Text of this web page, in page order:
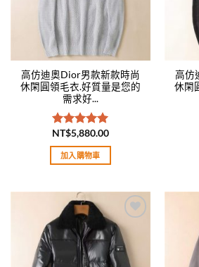
高仿迪奧Dior男款新款時尚
休閑圓領毛衣.好質量是您的
需求好...
評分5.00
滿分 5
NT$5,880.00
加入購物車
高仿
休閑
Add to
wishlist